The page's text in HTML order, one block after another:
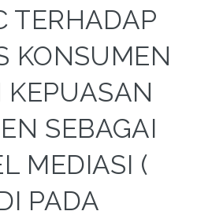
TERHADAP
KONSUMEN
KEPUASAN
SEBAGAI
MEDIASI (
PADA